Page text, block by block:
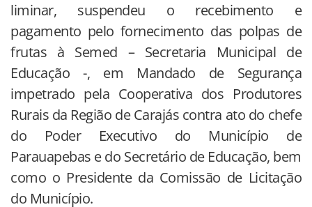
liminar, suspendeu o recebimento e
pagamento pelo fornecimento das polpas de
frutas à Semed – Secretaria Municipal de
Educação -, em Mandado de Segurança
impetrado pela Cooperativa dos Produtores
Rurais da Região de Carajás contra ato do chefe
do Poder Executivo do Município de
Parauapebas e do Secretário de Educação, bem
como o Presidente da Comissão de Licitação
do Município.